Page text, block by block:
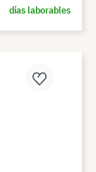
días laborables